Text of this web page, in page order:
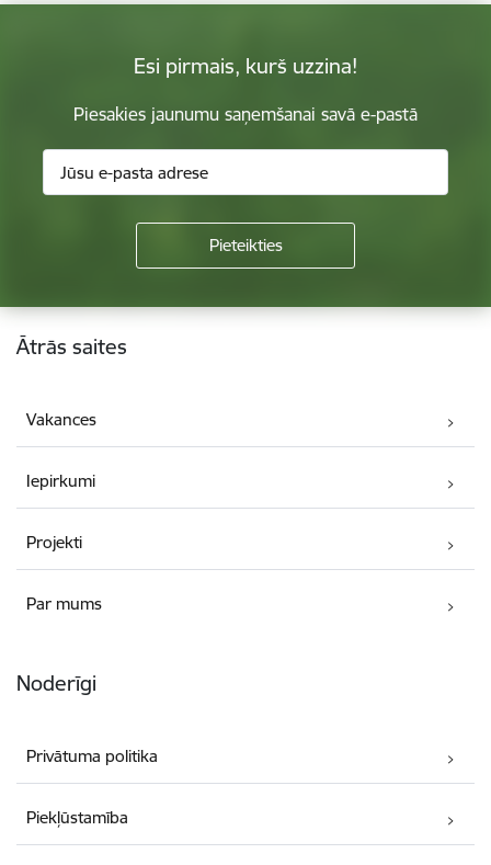
Esi pirmais, kurš uzzina!
Piesakies jaunumu saņemšanai savā e-pastā
Kājene
Ātrās saites
Vakances
Iepirkumi
Projekti
Par mums
Noderīgi
Privātuma politika
Piekļūstamība